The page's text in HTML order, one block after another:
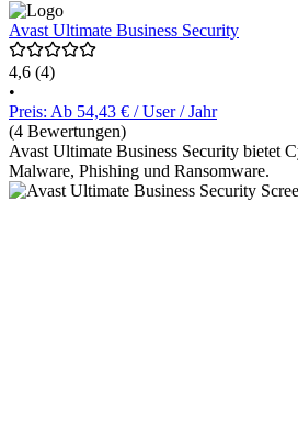
Avast Ultimate Business Security
4,6 (4)
•
Preis: Ab 54,43 € / User / Jahr
(4 Bewertungen)
Avast Ultimate Business Security bietet
Malware, Phishing und Ransomware.